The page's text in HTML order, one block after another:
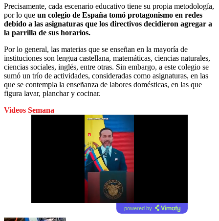
Precisamente, cada escenario educativo tiene su propia metodología,
por lo que un colegio de España tomó protagonismo en redes
debido a las asignaturas que los directivos decidieron agregar a
la parrilla de sus horarios.
Por lo general, las materias que se enseñan en la mayoría de
instituciones son lengua castellana, matemáticas, ciencias naturales,
ciencias sociales, inglés, entre otras. Sin embargo, a este colegio se
sumó un trío de actividades, consideradas como asignaturas, en las
que se contempla la enseñanza de labores domésticas, en las que
figura lavar, planchar y cocinar.
Videos Semana
powered by